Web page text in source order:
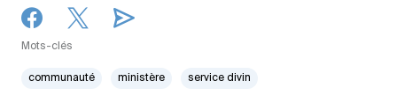
Mots-clés
communauté ministère service divin